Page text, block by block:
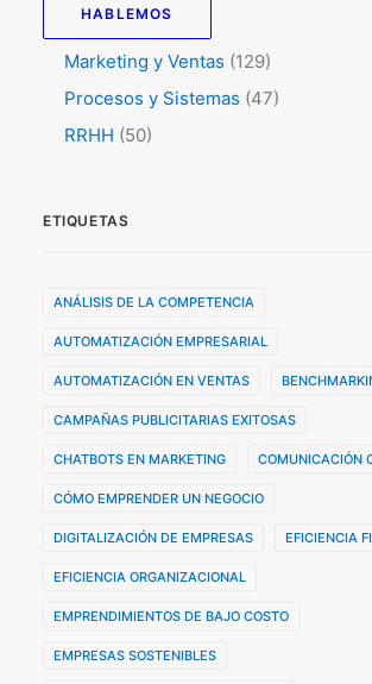
HABLEMOS
Estrategia(74)
Marketing y Ventas (129)
Procesos y Sistemas (47)
RRHH (50)
ETIQUETAS
ANÁLISIS DE LA COMPETENCIA
AUTOMATIZACIÓN EMPRESARIAL
AUTOMATIZACIÓN EN VENTAS
CAMPAÑAS PUBLICITARIAS EXITOSAS
CHATBOTS EN MARKETING COMUNICACIÓN
CÓMO EMPRENDER UN NEGOCIO
DIGITALIZACIÓN DE EMPRESAS EFICIENCIA
EFICIENCIA ORGANIZACIONAL
EMPRENDIMIENTOS DE BAJO COSTO
EMPRESAS SOSTENIBLES